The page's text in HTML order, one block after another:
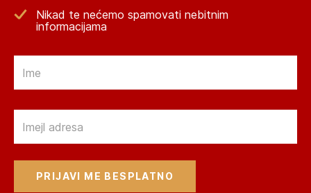
Nikad te nećemo spamovati nebitnim
informacijama